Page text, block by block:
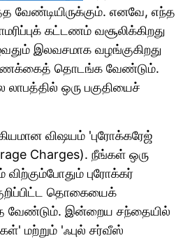
எனவே, எந்த
கட்டணம் வசூலிக்கிறது
இலவசமாக வழங்குகிறது
தொடங்க வேண்டும்.
ஒரு பகுதியைச்
விஷயம் 'புரோக்கரேஜ்
Charges). நீங்கள் ஒரு
புரோக்கர்
தொகையைக்
வேண்டும். இன்றைய சந்தையில்
மற்றும் 'ஃபுல் சர்வீஸ்